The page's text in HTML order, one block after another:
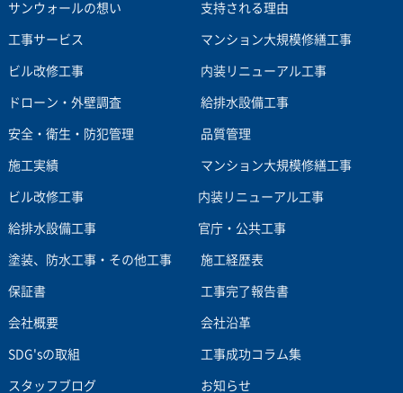
サンウォールの想い 支持される理由
工事サービス マンション大規模修繕工事
ビル改修工事 内装リニューアル工事
ドローン・外壁調査 給排水設備工事
安全・衛生・防犯管理 品質管理
施工実績 マンション大規模修繕工事
ビル改修工事 内装リニューアル工事
給排水設備工事 官庁・公共工事
塗装、防水工事・その他工事 施工経歴表
保証書 工事完了報告書
会社概要 会社沿革
SDG'sの取組 工事成功コラム集
スタッフブログ お知らせ